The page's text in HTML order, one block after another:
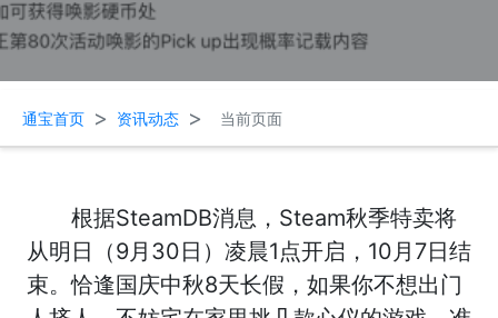
通宝首页 > 资讯动态 > 当前页面
根据SteamDB消息，Steam秋季特卖将
从明日（9月30日）凌晨1点开启，10月7日结
束。恰逢国庆中秋8天长假，如果你不想出门